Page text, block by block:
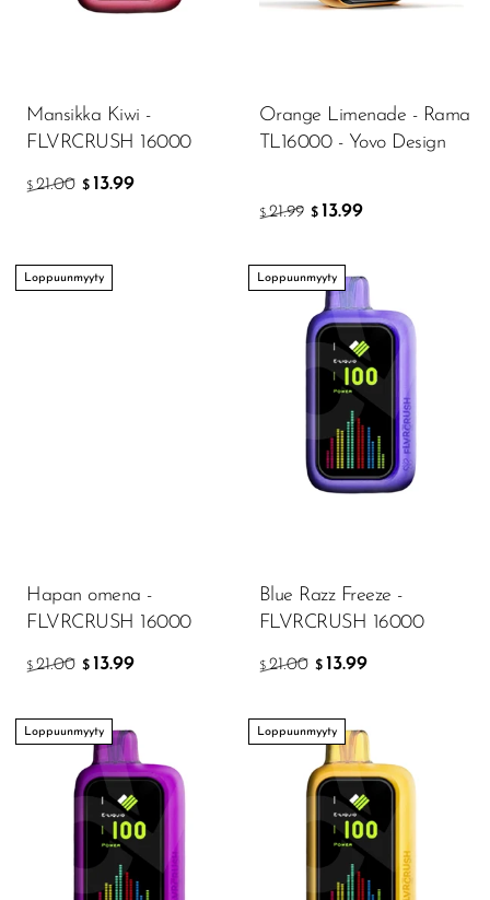
Mansikka Kiwi -
FLVRCRUSH 16000
$ 21.00 $ 13.99
Orange Limenade - Rama
TL16000 - Yovo Design
$ 21.99 $ 13.99
Loppuunmyyty
Hapan omena -
FLVRCRUSH 16000
$ 21.00 $ 13.99
Loppuunmyyty
Blue Razz Freeze -
FLVRCRUSH 16000
$ 21.00 $ 13.99
Loppuunmyyty Loppuunmyyty